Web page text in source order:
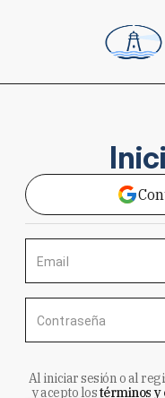
Email
Contraseña
Al iniciar sesión o al
y acepto lostérminos y